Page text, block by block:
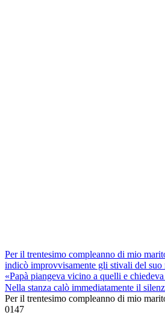
Per il trentesimo compleanno di mio
indicò improvvisamente gli stivali del suo
«Papà piangeva vicino a quelli e
Nella stanza calò immediatamente il
Per il trentesimo compleanno di mio
0147